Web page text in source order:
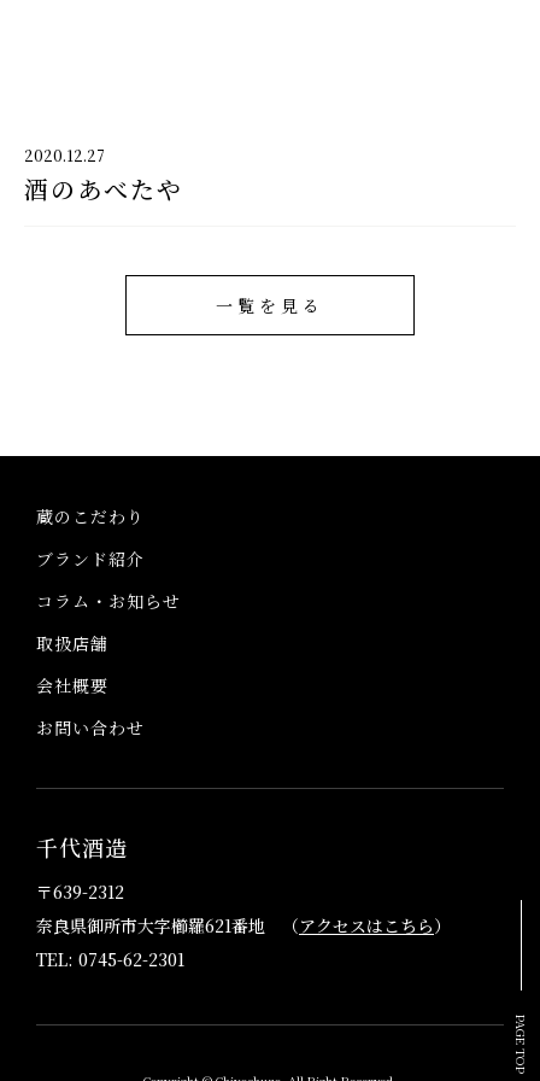
千代酒造トップ
ブランド紹介
お問い合わせ
2020.12.27
酒のあべたや
一覧を見る
蔵のこだわり
ブランド紹介
コラム・お知らせ
取扱店舗
会社概要
お問い合わせ
千代酒造
〒639-2312
奈良県御所市大字櫛羅621番地 （アクセスはこちら）
TEL: 0745-62-2301
PAGE TOP